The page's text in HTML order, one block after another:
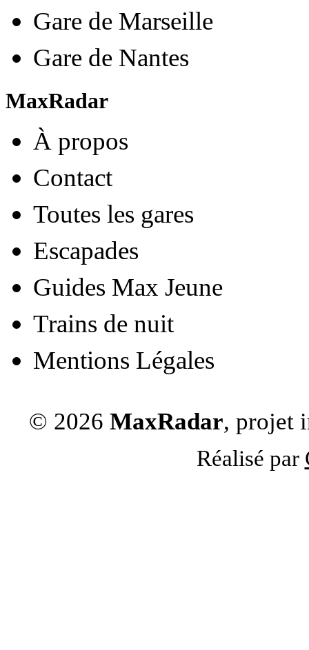
Gare de Marseille
Gare de Nantes
MaxRadar
À propos
Contact
Toutes les gares
Escapades
Guides Max Jeune
Trains de nuit
Mentions Légales
© 2026 MaxRadar, projet
Réalisé par